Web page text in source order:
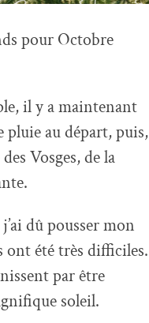
pour Octobre
il y a maintenant
pluie au départ, puis,
Vosges, de la
dû pousser mon
ont été très difficiles.
par être
soleil.